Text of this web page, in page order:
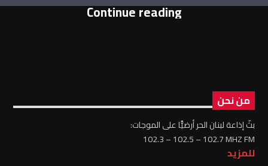
Continue reading
من نحن
بثّ إذاعة لبنان الحر أرضيًّا على الموجات:
102.3 – 102.5 – 102.7 MHZ FM
للمزيد